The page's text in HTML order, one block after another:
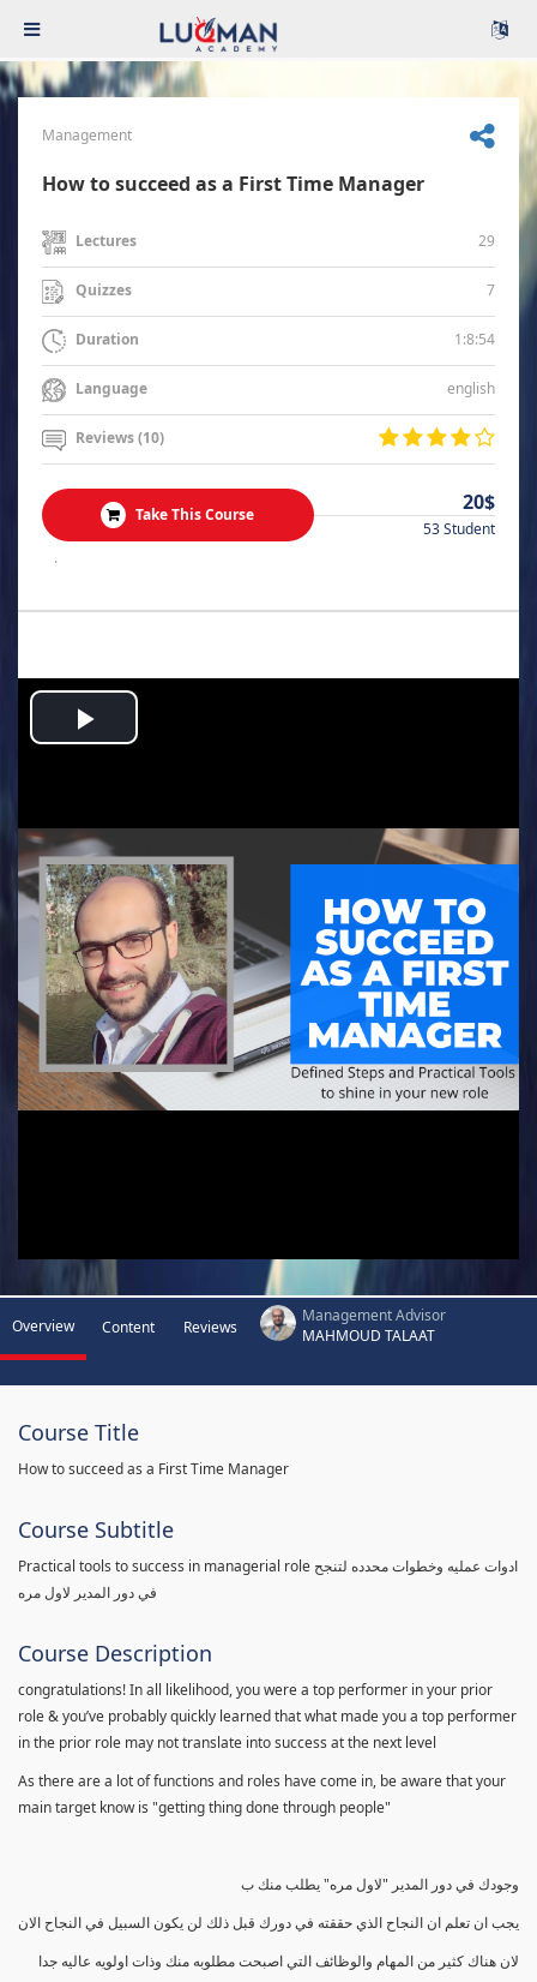
Management
How to succeed as a First Time Manager
Lectures 29
Quizzes 7
Duration 1:8:54
Language english
Reviews (10)
Take This Course 20$
53 Student
.
Play
Overview Content Reviews
Management Advisor
MAHMOUD TALAAT
Course Title
How to succeed as a First Time Manager
Course Subtitle
Practical tools to success in managerial role ادوات عمليه وخطوات محدده لتنجح
في دور المدير لاول مره
Course Description
congratulations! In all likelihood, you were a top performer in your prior
role & you’ve probably quickly learned that what made you a top performer
in the prior role may not translate into success at the next level
As there are a lot of functions and roles have come in, be aware that your
main target know is "getting thing done through people"
وجودك في دور المدير "لاول مره" يطلب منك ب
يجب ان تعلم ان النجاح الذي حققته في دورك قبل ذلك لن يكون السبيل في النجاح الان
لان هناك كثير من المهام والوظائف التي اصبحت مطلوبه منك وذات اولويه عاليه جدا